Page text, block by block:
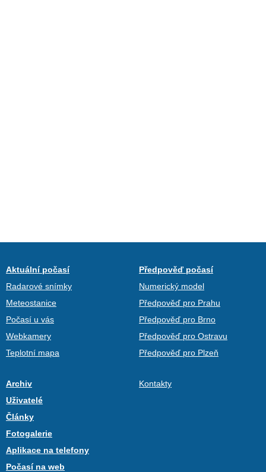
Aktuální počasí
Radarové snímky
Meteostanice
Počasí u vás
Webkamery
Teplotní mapa
Předpověď počasí
Numerický model
Předpověď pro Prahu
Předpověď pro Brno
Předpověď pro Ostravu
Předpověď pro Plzeň
Archiv
Uživatelé
Články
Fotogalerie
Aplikace na telefony
Počasí na web
Kontakty